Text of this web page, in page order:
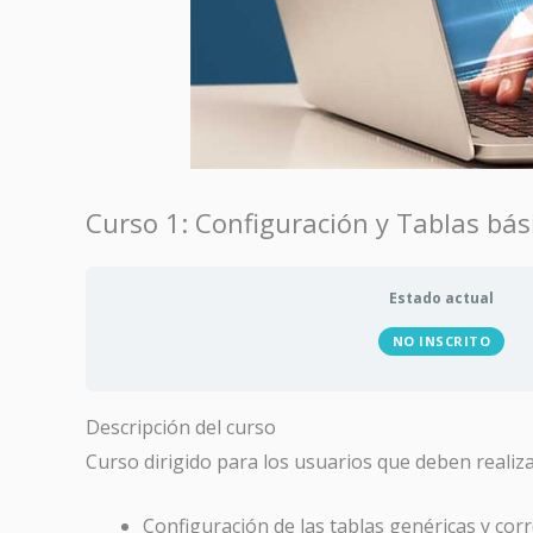
Curso 1: Configuración y Tablas
Estado actual
NO INSCRITO
Descripción del curso
Curso dirigido para los usuarios que deben
Configuración de las tablas genéricas y